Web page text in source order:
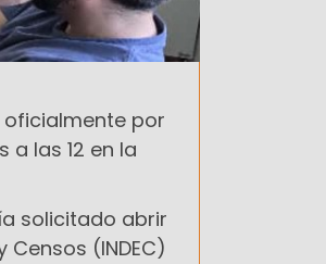
oficialmente por
a las 12 en la
solicitado abrir
(INDEC)